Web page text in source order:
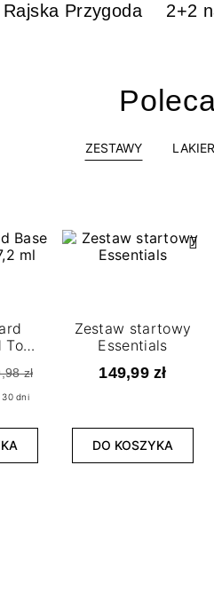
Przygoda 2+2
ZESTAWY
Top
zł
30 dni
Zestaw startowy
Essentials
149,99 zł
DO KOSZYKA